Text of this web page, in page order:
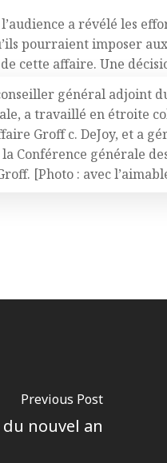
l’audience a révélé les
pourraient imposer
cette affaire. Une
général adjoint
a travaillé en étroite
Groff c. DeJoy, et a
Conférence générale
[Photo : avec
Previous Post
nouvel an